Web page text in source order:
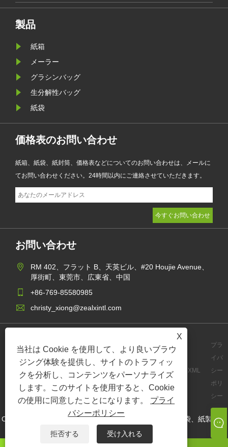
X
当社は Cookie を使用して、より良いブラウ
ジング体験を提供し、サイトのトラフィッ
クを分析し、コンテンツをパーソナライズ
します。このサイトを使用すると、Cookie
の使用に同意したことになります。 プライ
バシーポリシー
拒否する 受け入れる
件
るプレミアムな代替品として設計さ
達成するのに役立ちます。
製品
紙箱
メーラー
グラシンバッグ
生分解性バッグ
紙袋
価格表のお問い合わせ
紙箱、紙袋、紙封筒、価格表などについてのお問い合わせは、メールに
てお問い合わせください。24時間以内にご連絡させていただきます。
お問い合わせ
RM 402、フラット B、天英ビル、#20 Houjie Avenue、
厚街町、東莞市、広東省、中国
+86-769-85580985
christy_xiong@zealxintl.com
Links Sitemap RSS XML
プラ
イバ
シー
ポリ
シー
Copyright © 2023 Zeal X International Limited - 紙箱、紙袋、紙製封筒
- すべての権利予約。